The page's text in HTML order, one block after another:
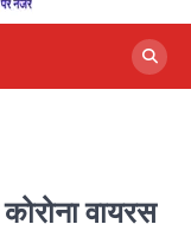
वायरस